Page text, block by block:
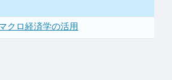
クロ経済学の活用